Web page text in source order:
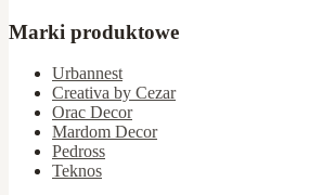
Marki produktowe
Urbannest
Creativa by Cezar
Orac Decor
Mardom Decor
Pedross
Teknos